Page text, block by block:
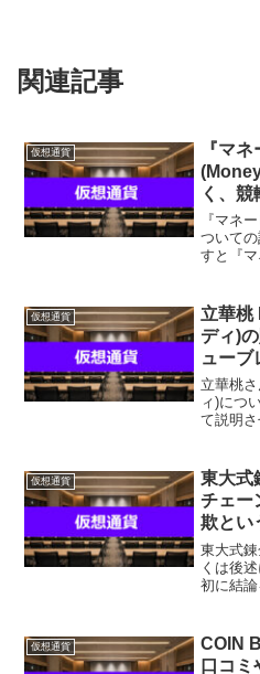
関連記事
仮想通貨
『マ
く、
は？
徹底的
『マネ
ついて
すと『
う結果
ズ
仮想通貨
立華桃
ディ)
ューブ
ディン
立華桃
ィ)につ
て説明
稼げる
は、...
仮想通貨
東大式
チェー
欺とい
東大式
くは後
初に結論
が実際
無料で
仮想通貨
COIN
口コミ